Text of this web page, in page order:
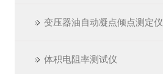
变压器油自动凝点倾点测定仪
体积电阻率测试仪